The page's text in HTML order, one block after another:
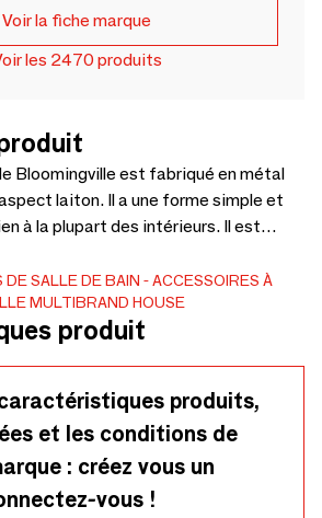
Voir la fiche marque
les 2470 produits
Bloomingville est fabriqué en métal
laiton. Il a une forme simple et
à la plupart des intérieurs. Il est
des vestes et des petits sacs, tout
personnelle à la pièce. -
DE SALLE DE BAIN
ACCESSOIRES À
MULTIBRAND HOUSE
produit
produits,
et les conditions de
: créez vous un
vous !